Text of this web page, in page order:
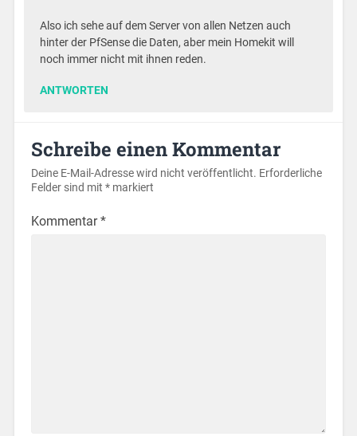
Also ich sehe auf dem Server von allen Netzen auch
hinter der PfSense die Daten, aber mein Homekit will
noch immer nicht mit ihnen reden.
ANTWORTEN
Schreibe einen Kommentar
Deine E-Mail-Adresse wird nicht veröffentlicht. Erforderliche
Felder sind mit *markiert
Kommentar*